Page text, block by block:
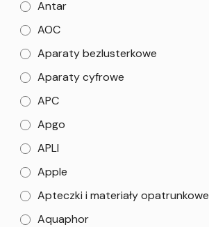
Antar
AOC
Aparaty bezlusterkowe
Aparaty cyfrowe
APC
Apgo
APLI
Apple
Apteczki i materiały opatrunkowe
Aquaphor